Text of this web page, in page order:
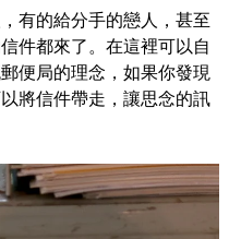
有的給分手的戀人，甚至
件都來了。在這裡可以自
便局的理念，如果你發現
將信件帶走，讓思念的訊